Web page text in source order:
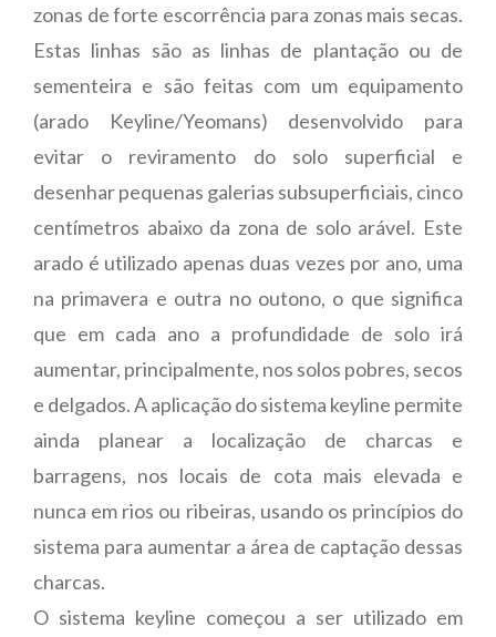
zonas de forte escorrência para zonas mais secas.
Estas linhas são as linhas de plantação ou de
sementeira e são feitas com um equipamento
(arado Keyline/Yeomans) desenvolvido para
evitar o reviramento do solo superficial e
desenhar pequenas galerias subsuperficiais, cinco
centímetros abaixo da zona de solo arável. Este
arado é utilizado apenas duas vezes por ano, uma
na primavera e outra no outono, o que significa
que em cada ano a profundidade de solo irá
aumentar, principalmente, nos solos pobres, secos
e delgados. A aplicação do sistema keyline permite
ainda planear a localização de charcas e
barragens, nos locais de cota mais elevada e
nunca em rios ou ribeiras, usando os princípios do
sistema para aumentar a área de captação dessas
charcas.
O sistema keyline começou a ser utilizado em